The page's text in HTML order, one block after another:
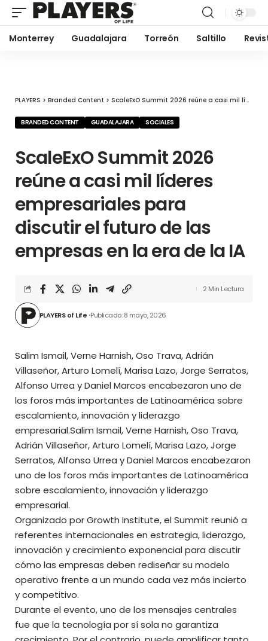
Monterrey Guadalajara Torreón Saltillo
PLAYERS > Branded Content > ScaleExO Summit 2026 reúne a casi mil líderes empresariales para discutir el futuro de las empresas en la era de la IA
BRANDED CONTENT GUADALAJARA SOCIALES
ScaleExO Summit 2026
reúne a casi mil líderes
empresariales para
discutir el futuro de las
empresas en la era de la IA
PLAYERS of Life Publicado: 8 mayo, 2026
2 Min Lectura
Salim Ismail, Verne Harnish, Oso Trava, Adrián
Villaseñor, Arturo Lomelí, Marisa Lazo, Jorge Serratos,
Alfonso Urrea y Daniel Marcos encabezaron uno de
los foros más importantes de Latinoamérica sobre
escalamiento, innovación y liderazgo
empresarial.Salim Ismail, Verne Harnish, Oso Trava,
Adrián Villaseñor, Arturo Lomelí, Marisa Lazo, Jorge
Serratos, Alfonso Urrea y Daniel Marcos encabezaron
uno de los foros más importantes de Latinoamérica
sobre escalamiento, innovación y liderazgo
empresarial.
Organizado por Growth Institute, el Summit reunió a
referentes internacionales en estrategia, liderazgo,
innovación y crecimiento exponencial para discutir
cómo las empresas deben rediseñar su modelo
operativo frente a un mundo cada vez más incierto
y competitivo.
Durante el evento, uno de los mensajes centrales
fue que la tecnología por sí sola no garantiza